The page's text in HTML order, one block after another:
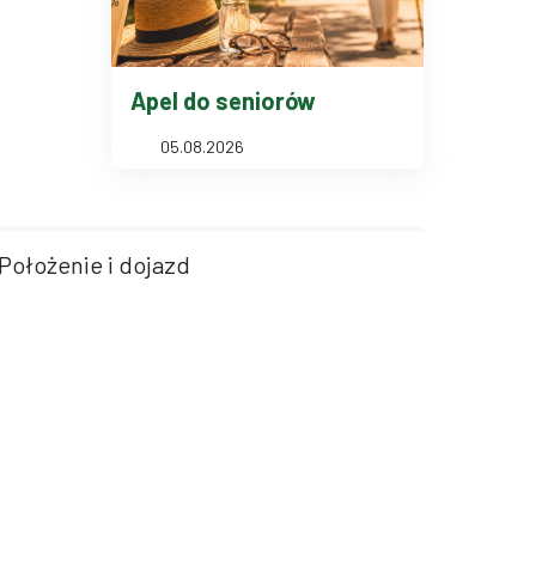
Apel do seniorów
05.08.2026
Położenie i dojazd